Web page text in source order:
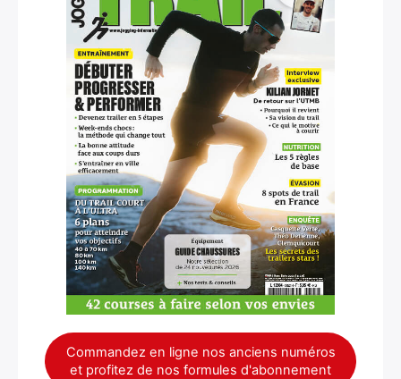
Commandez en ligne nos anciens numéros
et profitez de nos formules d'abonnement